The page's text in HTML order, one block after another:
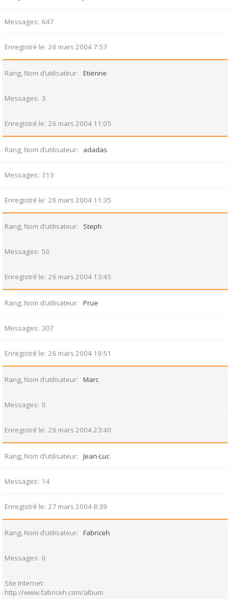
Messages 647
Enregistré le 26 mars 2004 7:57
Rang, Nom d’utilisateur Etienne
Messages 3
Enregistré le 26 mars 2004 11:05
Rang, Nom d’utilisateur adadas
Messages 313
Enregistré le 26 mars 2004 11:35
Rang, Nom d’utilisateur Steph
Messages 50
Enregistré le 26 mars 2004 13:45
Rang, Nom d’utilisateur Prue
Messages 307
Enregistré le 26 mars 2004 19:51
Rang, Nom d’utilisateur Marc
Messages 0
Enregistré le 26 mars 2004 23:40
Rang, Nom d’utilisateur Jean-Luc
Messages 14
Enregistré le 27 mars 2004 8:39
Rang, Nom d’utilisateur Fabriceh
Messages 0
Site Internet
http://www.fabriceh.com/album